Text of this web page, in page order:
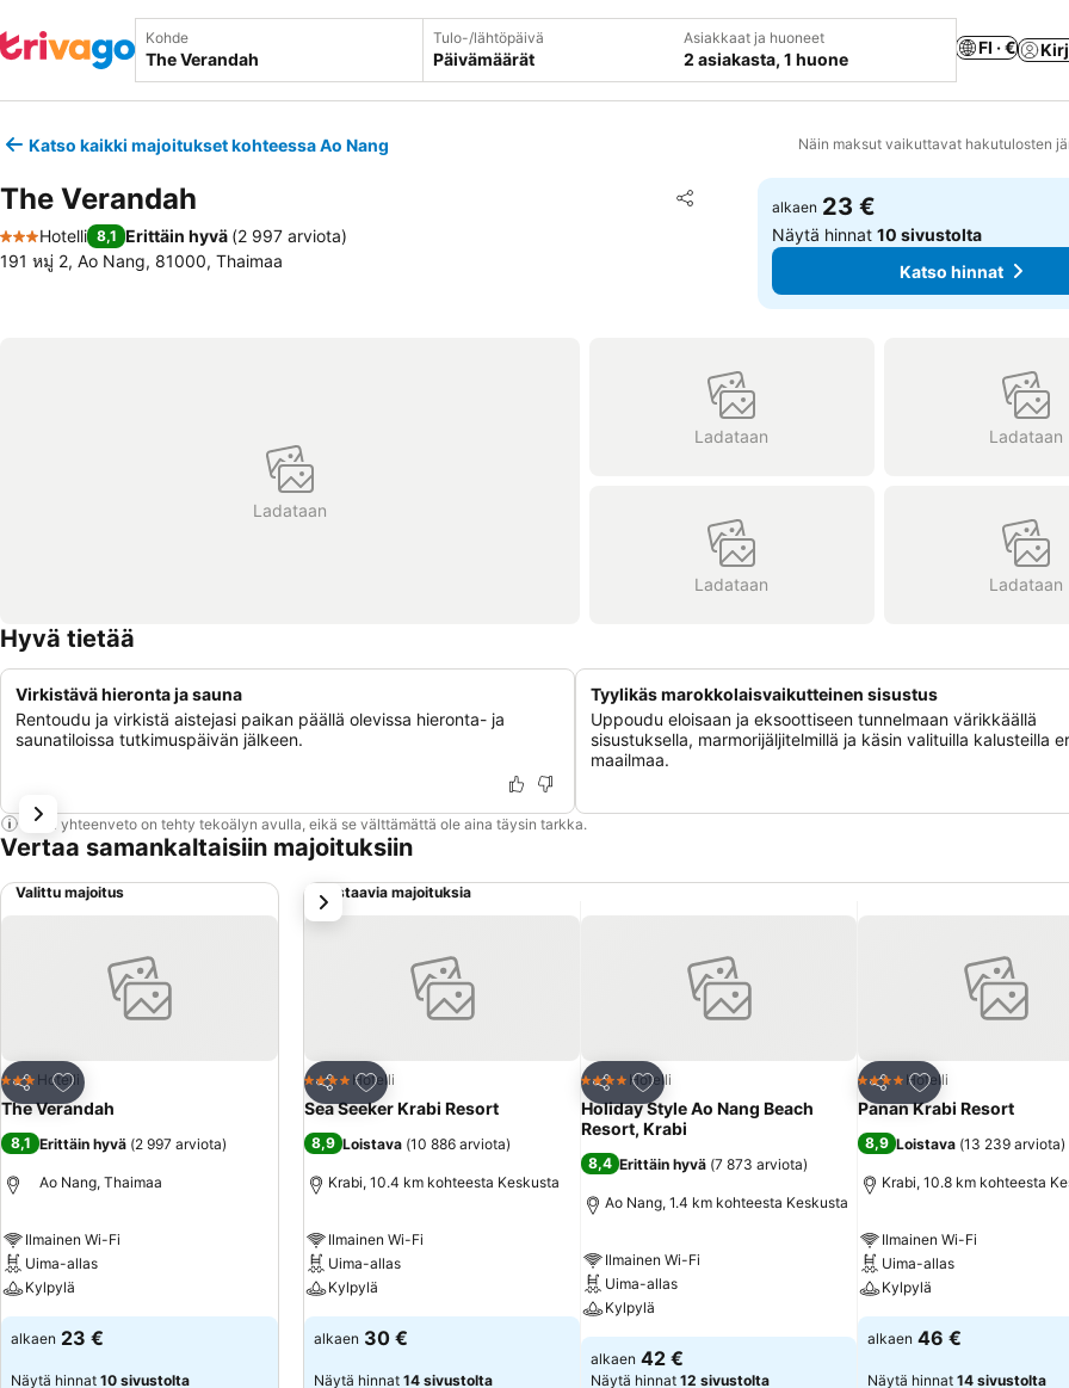
Kohde Tulo-/lähtöpäivä
Päivämäärät
Asiakkaat ja huoneet
2 asiakasta, 1 huone
FI · €
Katso kaikki majoitukset kohteessa Ao Nang Näin maksut vaikuttavat hakutulosten
The Verandah Jaa
Lisää suosikkeihin
3 Tähtiluokitus
Hotelli 8,1 Erittäin hyvä (2 997 arviota)
191 หมู่ 2, Ao Nang, 81000, Thaimaa
alkaen 23 €
Näytä hinnat10 sivustolta
Katso hinnat
Ladataan
Ladataan Ladataan
Ladataan Ladataan
Hyvä tietää
Virkistävä hieronta ja sauna
Rentoudu ja virkistä aistejasi paikan päällä olevissa hieronta- ja
saunatiloissa tutkimuspäivän jälkeen.
Tyylikäs marokkolaisvaikutteinen sisustus
Uppoudu eloisaan ja eksoottiseen tunnelmaan värikkäällä
sisustuksella, marmorijäljitelmillä ja käsin valituilla kalusteilla
maailmaa.
Tämä yhteenveto on tehty tekoälyn avulla, eikä se välttämättä ole aina täysin tarkka.
Vertaa samankaltaisiin majoituksiin
Valittu majoitus
Jaa
Lisää suosikkeihin
3 Tähtiluokitus
Hotelli
The Verandah
8,1 Erittäin hyvä (2 997 arviota)
Ao Nang, Thaimaa
Ilmainen Wi-Fi
Uima-allas
Kylpylä
alkaen 23 €
Näytä hinnat 10 sivustolta
Vastaavia majoituksia
Jaa
Lisää suosikkeihin
4 Tähtiluokitus
Hotelli
Sea Seeker Krabi Resort
8,9 Loistava (10 886 arviota)
Krabi, 10.4 km kohteesta Keskusta
Ilmainen Wi-Fi
Uima-allas
Kylpylä
alkaen 30 €
Näytä hinnat 14 sivustolta
Jaa
Lisää suosikkeihin
4 Tähtiluokitus
Hotelli
Holiday Style Ao Nang Beach
Resort, Krabi
8,4 Erittäin hyvä (7 873 arviota)
Ao Nang, 1.4 km kohteesta Keskusta
Ilmainen Wi-Fi
Uima-allas
Kylpylä
alkaen 42 €
Näytä hinnat 12 sivustolta
Jaa
Lisää suosikkeihin
4 Tähtiluokitus
Hotelli
Panan Krabi Resort
8,9 Loistava (13 239 arviota)
Krabi, 10.8 km kohteesta
Ilmainen Wi-Fi
Uima-allas
Kylpylä
alkaen 46 €
Näytä hinnat 14 sivustolta
seuraava